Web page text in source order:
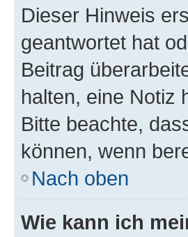
Dieser Hinweis
geantwortet hat
Beitrag
halten, eine Notiz
Bitte beachte,
können, wenn
Nach oben
Wie kann ich